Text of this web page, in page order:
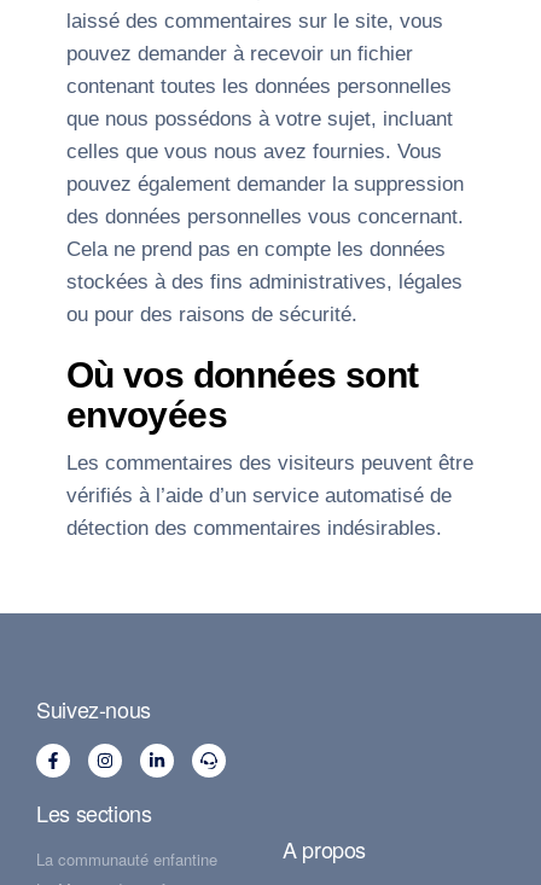
laissé des commentaires sur le site, vous
pouvez demander à recevoir un fichier
contenant toutes les données personnelles
que nous possédons à votre sujet, incluant
celles que vous nous avez fournies. Vous
pouvez également demander la suppression
des données personnelles vous concernant.
Cela ne prend pas en compte les données
stockées à des fins administratives, légales
ou pour des raisons de sécurité.
Où vos données sont
envoyées
Les commentaires des visiteurs peuvent être
vérifiés à l’aide d’un service automatisé de
détection des commentaires indésirables.
Suivez-nous
Les sections
La communauté enfantine
A propos